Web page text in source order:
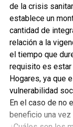
de la crisis
establece un
cantidad de
relación a la
el tiempo que
requisito es
Hogares, ya que
vulnerabilidad
En el caso de no
beneficio una